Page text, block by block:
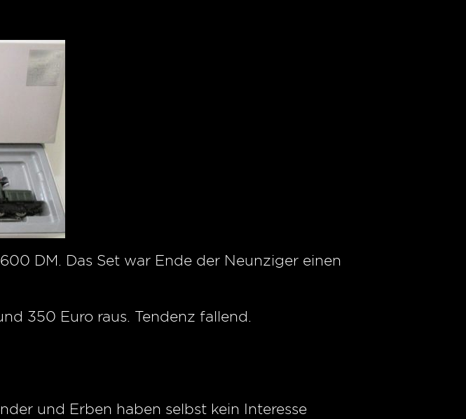
DM. Das Set war Ende der Neunziger einen
350 Euro raus. Tendenz fallend.
und Erben haben selbst kein Interesse